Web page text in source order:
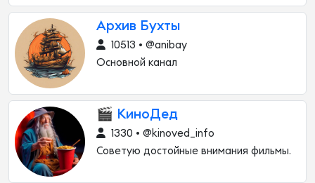
Архив Бухты
10513 • @anibay
Основной канал
🎬 КиноДед
1330 • @kinoved_info
Советую достойные внимания фильмы.